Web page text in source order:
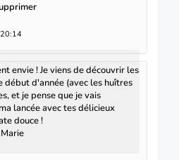
envie ! Je viens de découvrir les
début d'année (avec les huîtres
et je pense que je vais
lancée avec tes délicieux
douce !